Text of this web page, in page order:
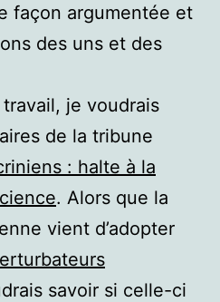
façon argumentée et
des uns et des
je voudrais
de la tribune
: halte à la
. Alors que la
vient d’adopter
savoir si celle-ci